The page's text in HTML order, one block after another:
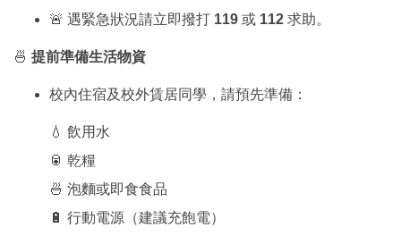
🚨 遇緊急狀況請立即撥打 119 或 112 求助。
🍜 提前準備生活物資
校內住宿及校外賃居同學，請預先準備：
💧 飲用水
🥫 乾糧
🍜 泡麵或即食食品
🔋 行動電源（建議充飽電）